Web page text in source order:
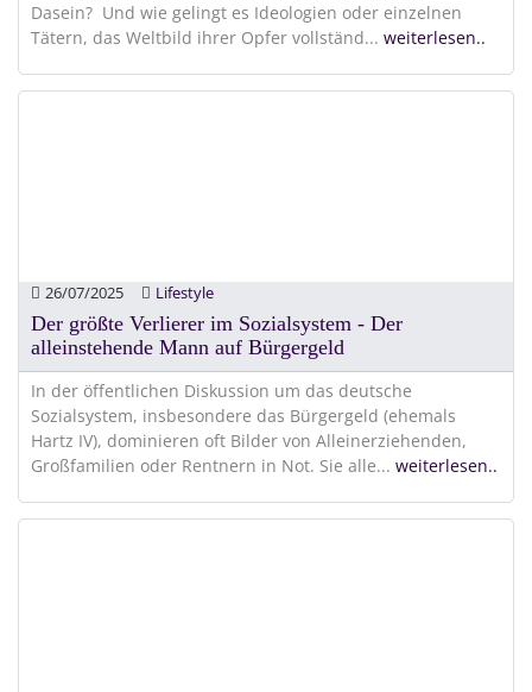
Dasein? Und wie gelingt es Ideologien oder einzelnen
Tätern, das Weltbild ihrer Opfer vollständ... weiterlesen..
26/07/2025 Lifestyle
Der größte Verlierer im Sozialsystem - Der
alleinstehende Mann auf Bürgergeld
In der öffentlichen Diskussion um das deutsche
Sozialsystem, insbesondere das Bürgergeld (ehemals
Hartz IV), dominieren oft Bilder von Alleinerziehenden,
Großfamilien oder Rentnern in Not. Sie alle... weiterlesen..